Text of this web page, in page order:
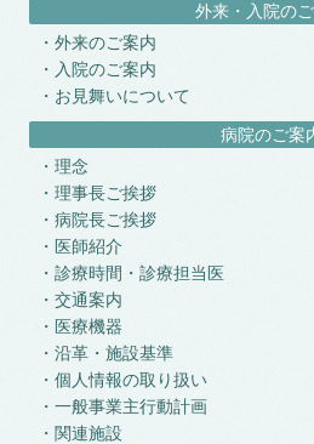
外来・入院の
外来のご案内
入院のご案内
お見舞いについて
病院のご案
理念
理事長ご挨拶
病院長ご挨拶
医師紹介
診療時間・診療担当医
交通案内
医療機器
沿革・施設基準
個人情報の取り扱い
一般事業主行動計画
関連施設